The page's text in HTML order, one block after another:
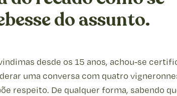
do assunto.
desde os 15 anos, achou-se
uma conversa com quatro
respeito. De qualquer forma, sabendo